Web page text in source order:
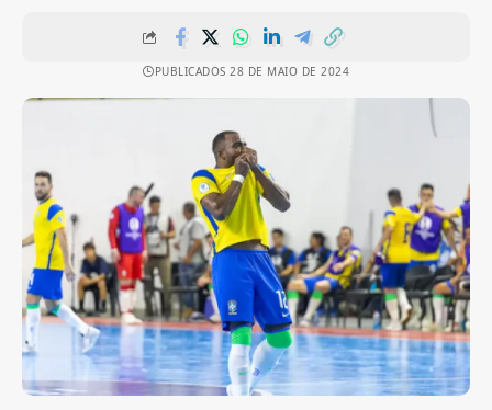
PUBLICADOS 28 DE MAIO DE 2024